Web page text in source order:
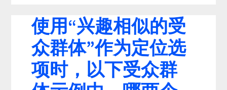
使用“兴趣相似的受
众群体”作为定位选
项时，以下受众群